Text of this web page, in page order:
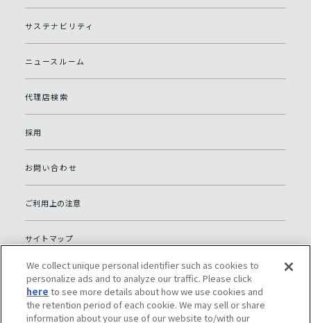
サステナビリティ
ニュースルーム
代理店検索
採用
お問い合わせ
ご利用上の注意
サイトマップ
グローバルプライバシーポリシー
個人情報保護への取り組み（日本）
We collect unique personal identifier such as cookies to
personalize ads and to analyze our traffic. Please click
here to see more details about how we use cookies and
the retention period of each cookie. We may sell or share
information about your use of our website to/with our